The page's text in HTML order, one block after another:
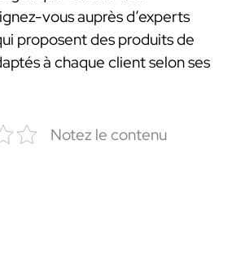
vous auprès d’experts
proposent des produits de
à chaque client selon ses
Notez le contenu